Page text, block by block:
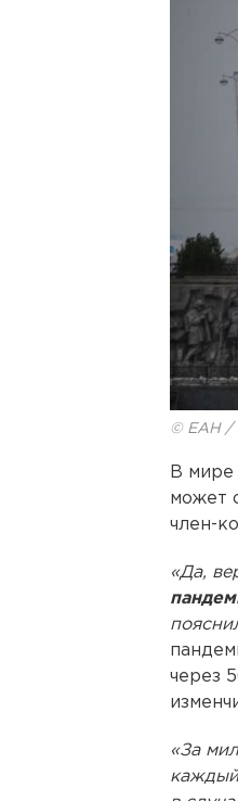
© ЕАН /
В мире
может
член-
«Да,
через
«За
каждый